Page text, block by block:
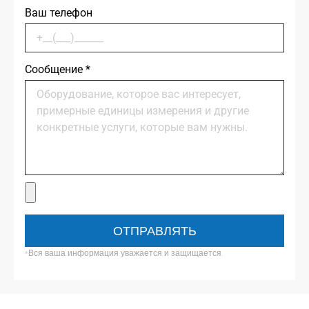
Ваш телефон
Сообщение *
ОТПРАВЛЯТЬ
*Вся ваша информация уважается и защищается.